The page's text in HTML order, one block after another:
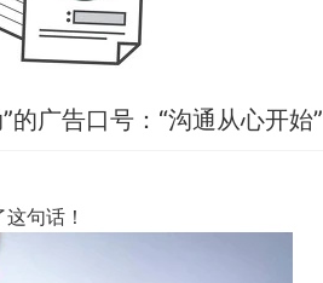
的广告口号：“沟通从心开始”
句话！